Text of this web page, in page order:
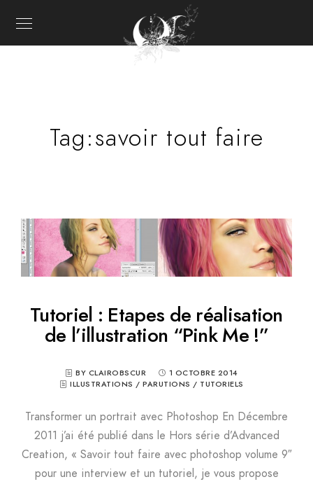
Tag:savoir tout faire
Tutoriel : Etapes de réalisation
de l’illustration “Pink Me !”
BY CLAIROBSCUR
1 OCTOBRE 2014
ILLUSTRATIONS /PARUTIONS / TUTORIELS
Transformer un portrait avec Photoshop En Décembre
2011 j’ai été publié dans le Hors série d’Advanced
Creation, « Savoir tout faire avec photoshop volume 9″
pour une interview et un tutoriel, je vous propose